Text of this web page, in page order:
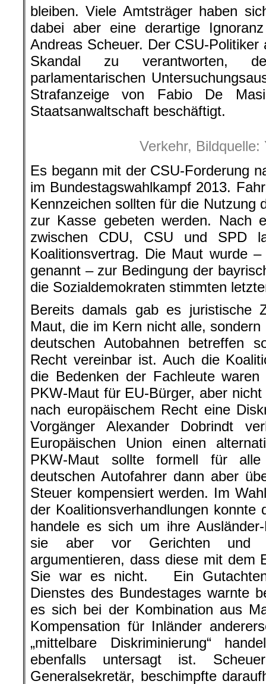
bleiben. Viele Amtsträger haben
dabei aber eine derartige
Andreas Scheuer. Der CSU-
Skandal zu verantworten,
parlamentarischen
Strafanzeige von Fabio De
Staatsanwaltschaft beschäftigt.
Verkehr, Bildquelle:
Es begann mit der CSU-Forderung
im Bundestagswahlkampf 2013.
Kennzeichen sollten für die Nutzung
zur Kasse gebeten werden. Nach
zwischen CDU, CSU und SPD
Koalitionsvertrag. Die Maut wurde –
genannt – zur Bedingung der
die Sozialdemokraten stimmten
Bereits damals gab es juristische
Maut, die im Kern nicht alle,
deutschen Autobahnen betreffen
Recht vereinbar ist. Auch die
die Bedenken der Fachleute
PKW-Maut für EU-Bürger, aber
nach europäischem Recht eine
Vorgänger Alexander Dobrindt
Europäischen Union einen
PKW-Maut sollte formell für
deutschen Autofahrer dann aber
Steuer kompensiert werden. Im
der Koalitionsverhandlungen
handele es sich um ihre
sie aber vor Gerichten und
argumentieren, dass diese mit dem
Sie war es nicht. Ein Gutachten
Dienstes des Bundestages warnte
es sich bei der Kombination aus
Kompensation für Inländer
„mittelbare Diskriminierung“
ebenfalls untersagt ist.
Generalsekretär, beschimpfte